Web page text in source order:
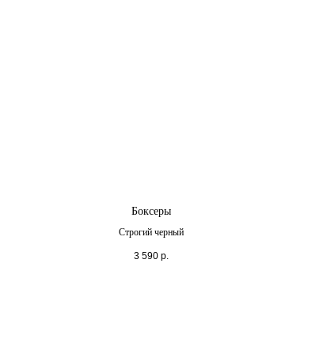
Боксеры
Строгий черный
3 590 р.